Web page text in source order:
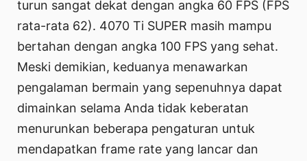
turun sangat dekat dengan angka 60 FPS (FPS
rata-rata 62). 4070 Ti SUPER masih mampu
bertahan dengan angka 100 FPS yang sehat.
Meski demikian, keduanya menawarkan
pengalaman bermain yang sepenuhnya dapat
dimainkan selama Anda tidak keberatan
menurunkan beberapa pengaturan untuk
mendapatkan frame rate yang lancar dan